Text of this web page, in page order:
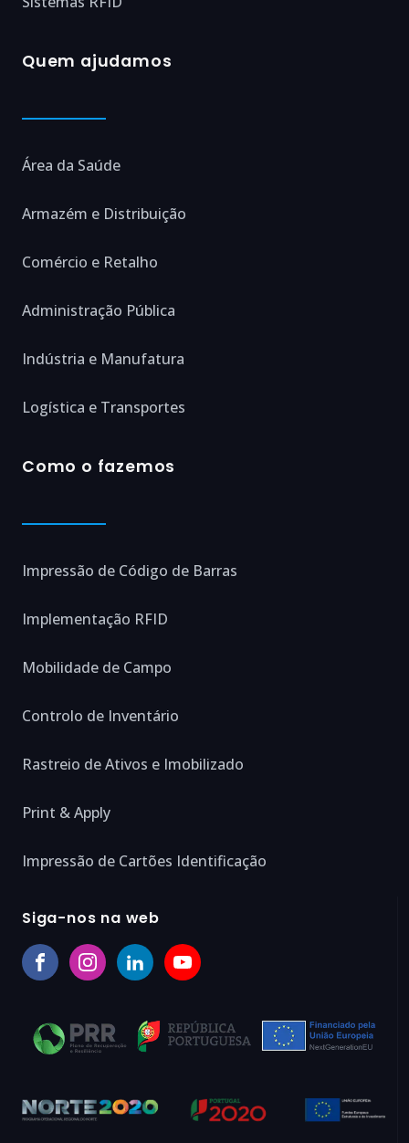
Quem ajudamos
Área da Saúde
Armazém e Distribuição
Comércio e Retalho
Administração Pública
Indústria e Manufatura
Logística e Transportes
Como o fazemos
Impressão de Código de Barras
Implementação RFID
Mobilidade de Campo
Controlo de Inventário
Rastreio de Ativos e Imobilizado
Print & Apply
Impressão de Cartões Identificação
Siga-nos na web